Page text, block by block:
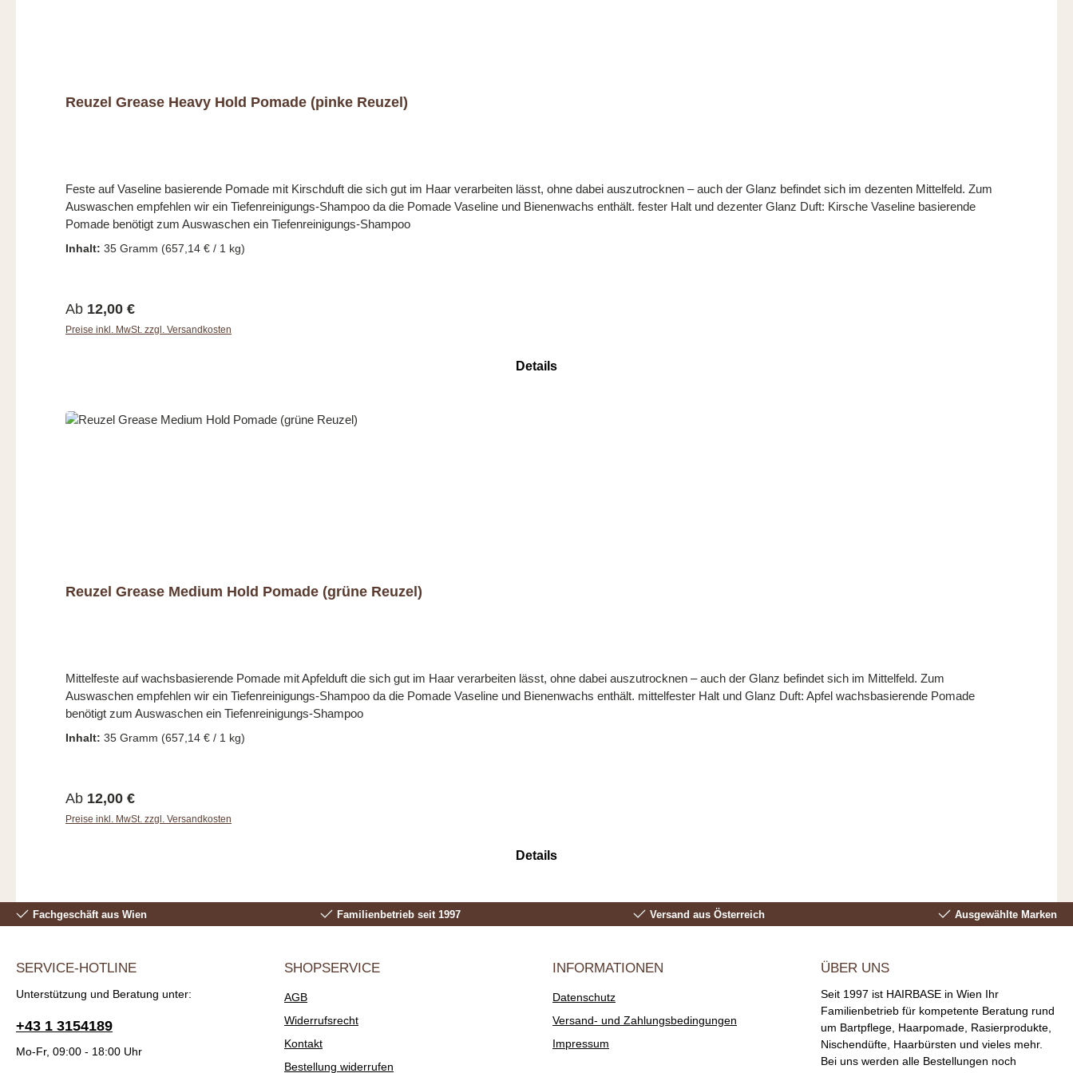
Reuzel Grease Heavy Hold Pomade (pinke Reuzel)
Feste auf Vaseline basierende Pomade mit Kirschduft die sich gut im Haar verarbeiten lässt, ohne dabei auszutrocknen – auch der Glanz befindet sich im dezenten Mittelfeld. Zum
Auswaschen empfehlen wir ein Tiefenreinigungs-Shampoo da die Pomade Vaseline und Bienenwachs enthält. fester Halt und dezenter Glanz Duft: Kirsche Vaseline basierende
Pomade benötigt zum Auswaschen ein Tiefenreinigungs-Shampoo
Inhalt: 35 Gramm (657,14 € / 1 kg)
Regulärer Preis:
Ab 12,00 €
Preise inkl. MwSt. zzgl. Versandkosten
Details
Reuzel Grease Medium Hold Pomade (grüne Reuzel)
Mittelfeste auf wachsbasierende Pomade mit Apfelduft die sich gut im Haar verarbeiten lässt, ohne dabei auszutrocknen – auch der Glanz befindet sich im Mittelfeld. Zum
Auswaschen empfehlen wir ein Tiefenreinigungs-Shampoo da die Pomade Vaseline und Bienenwachs enthält. mittelfester Halt und Glanz Duft: Apfel wachsbasierende Pomade
benötigt zum Auswaschen ein Tiefenreinigungs-Shampoo
Inhalt: 35 Gramm (657,14 € / 1 kg)
Regulärer Preis:
Ab 12,00 €
Preise inkl. MwSt. zzgl. Versandkosten
Details
Fachgeschäft aus Wien Familienbetrieb seit 1997 Versand aus Österreich Ausgewählte Marken
SERVICE-HOTLINE
Unterstützung und Beratung unter:
+43 1 3154189
Mo-Fr, 09:00 - 18:00 Uhr
SHOPSERVICE
AGB
Widerrufsrecht
Kontakt
Bestellung widerrufen
INFORMATIONEN
Datenschutz
Versand- und Zahlungsbedingungen
Impressum
ÜBER UNS
Seit 1997 ist HAIRBASE in Wien Ihr
Familienbetrieb für kompetente Beratung rund
um Bartpflege, Haarpomade, Rasierprodukte,
Nischendüfte, Haarbürsten und vieles mehr.
Bei uns werden alle Bestellungen noch